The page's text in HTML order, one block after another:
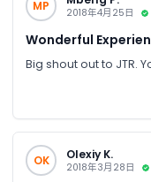
MP 2018年4月25日
Wonderful
Big shout out to JTR.
OK Olexiy K.
2018年3月28日